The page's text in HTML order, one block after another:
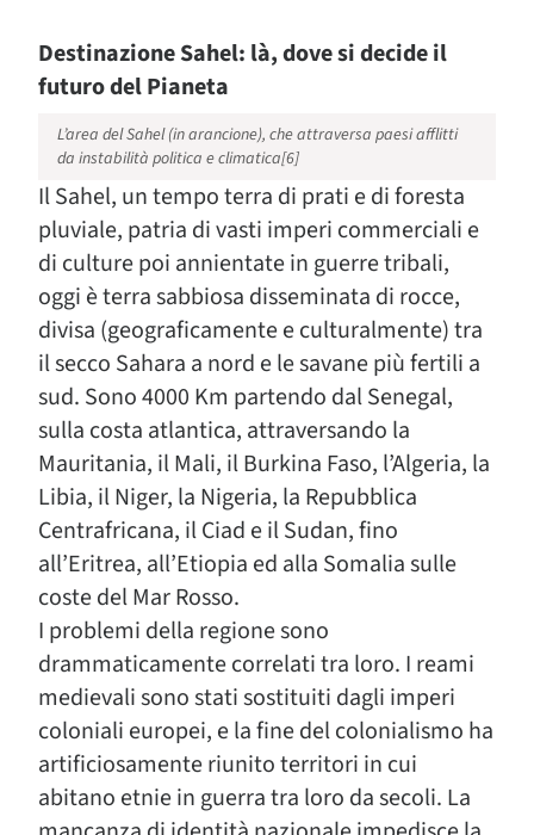
Destinazione Sahel: là, dove si decide il
futuro del Pianeta
L’area del Sahel (in arancione), che attraversa paesi afflitti
da instabilità politica e climatica[6]
Il Sahel, un tempo terra di prati e di foresta
pluviale, patria di vasti imperi commerciali e
di culture poi annientate in guerre tribali,
oggi è terra sabbiosa disseminata di rocce,
divisa (geograficamente e culturalmente) tra
il secco Sahara a nord e le savane più fertili a
sud. Sono 4000 Km partendo dal Senegal,
sulla costa atlantica, attraversando la
Mauritania, il Mali, il Burkina Faso, l’Algeria, la
Libia, il Niger, la Nigeria, la Repubblica
Centrafricana, il Ciad e il Sudan, fino
all’Eritrea, all’Etiopia ed alla Somalia sulle
coste del Mar Rosso.
I problemi della regione sono
drammaticamente correlati tra loro. I reami
medievali sono stati sostituiti dagli imperi
coloniali europei, e la fine del colonialismo ha
artificiosamente riunito territori in cui
abitano etnie in guerra tra loro da secoli. La